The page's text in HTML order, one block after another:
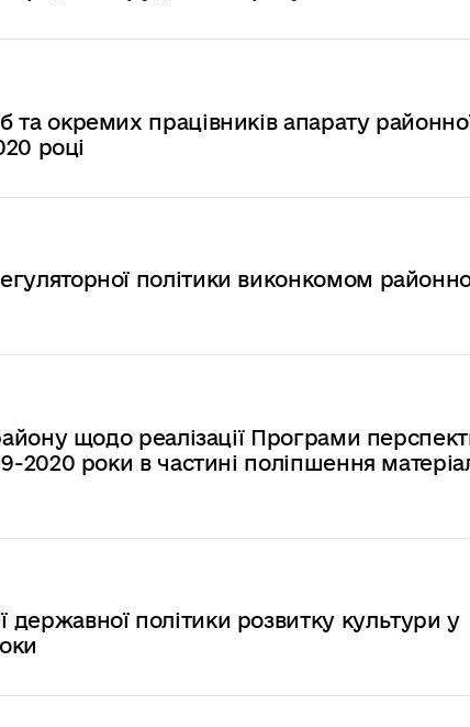
та окремих працівників апарату
році
політики виконкомом
щодо реалізації Програми
2020 роки в частині поліпшення
політики розвитку культури у